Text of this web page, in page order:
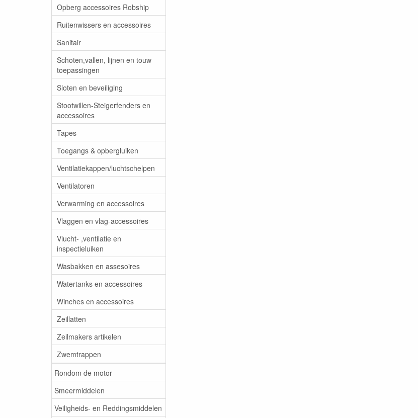
Opberg accessoires Robship
Ruitenwissers en accessoires
Sanitair
Schoten,vallen, lijnen en touw
toepassingen
Sloten en beveiliging
Stootwillen-Steigerfenders en
accessoires
Tapes
Toegangs & opbergluiken
Ventilatiekappen/luchtschelpen
Ventilatoren
Verwarming en accessoires
Vlaggen en vlag-accessoires
Vlucht- ,ventilatie en
inspectieluiken
Wasbakken en assesoires
Watertanks en accessoires
Winches en accessoires
Zeillatten
Zeilmakers artikelen
Zwemtrappen
Rondom de motor
Smeermiddelen
Veiligheids- en Reddingsmiddelen